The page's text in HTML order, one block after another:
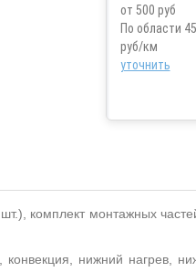
от 500 руб
По области 45
руб/км
уточнить
комплект монтажных
конвекция, нижний нагрев,